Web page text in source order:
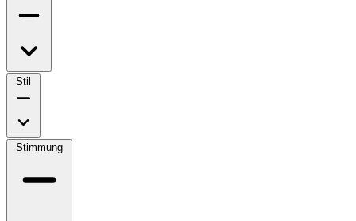
Stil
Stimmung